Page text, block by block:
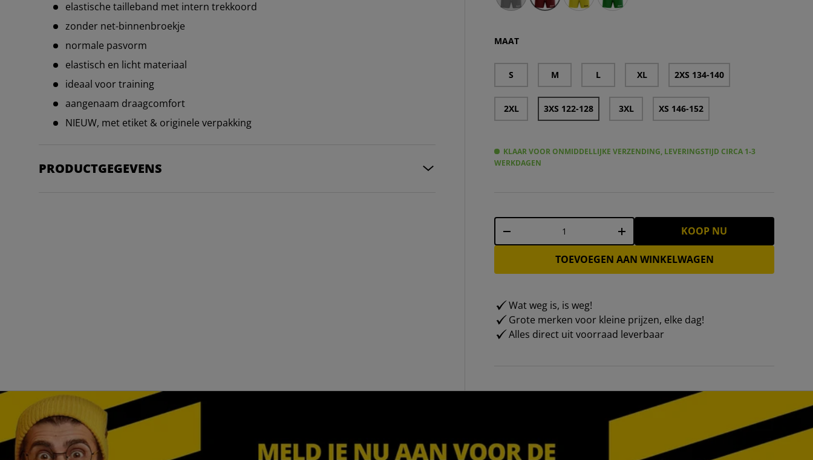
elastische tailleband met intern trekkoord
zonder net-binnenbroekje
normale pasvorm
elastisch en licht materiaal
ideaal voor training
aangenaam draagcomfort
NIEUW, met etiket & originele verpakking
PRODUCTGEGEVENS
MAAT
S M L XL 2XS 134-140
2XL 3XS 122-128 3XL XS 146-152
KLAAR VOOR ONMIDDELLIJKE VERZENDING, LEVERINGSTIJD CIRCA 1-3
WERKDAGEN
Aantal
- + KOOP NU
TOEVOEGEN AAN WINKELWAGEN
Wat weg is, is weg!
Grote merken voor kleine prijzen, elke dag!
Alles direct uit voorraad leverbaar